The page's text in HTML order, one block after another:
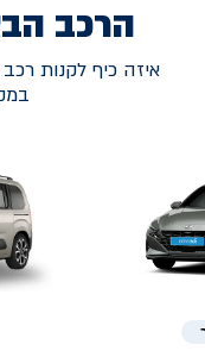
הרכב
איזה כיף לקנות